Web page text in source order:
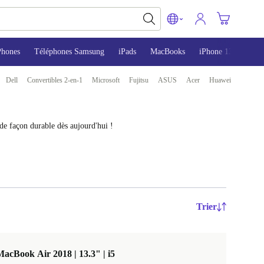
Téléphones Samsung iPads MacBooks iPhone 13
Dell Convertibles 2-en-1 Microsoft Fujitsu ASUS Acer Huawei
façon durable dès aujourd'hui !
Trier
Air 2018 | 13.3" | i5